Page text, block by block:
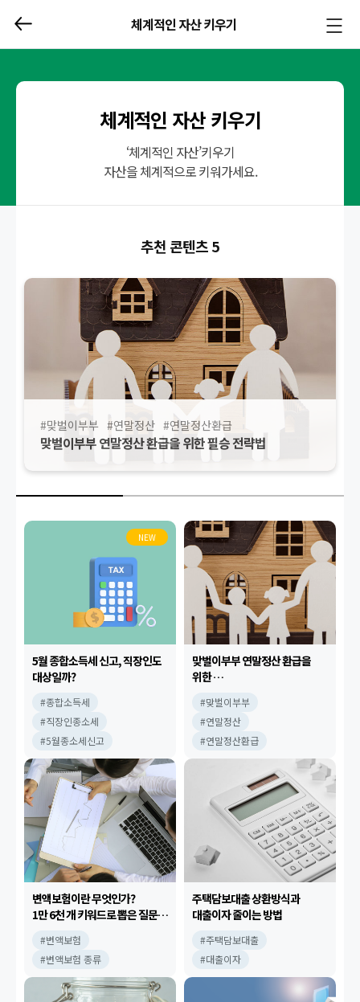
체계적인 자산 키우기
메뉴
열기/
체계적인 자산 키우기
‘체계적인 자산’키우기
자산을 체계적으로 키워가세요.
추천 콘텐츠 5
#맞벌이부부 #연말정산 #연말정산환급
맞벌이부부 연말정산 환급을 위한 필승 전략법
5월 종합소득세 신고, 직장인도
대상일까?
#종합소득세
#직장인종소세
#5월종소세신고
NEW
맞벌이부부 연말정산 환급을
위한
#맞벌이부부
#연말정산
#연말정산환급
변액보험이란 무엇인가?
1만 6천 개 키워드로 뽑은 질문
#변액보험
#변액보험 종류
주택담보대출 상환방식과
대출이자 줄이는 방법
#주택담보대출
#대출이자